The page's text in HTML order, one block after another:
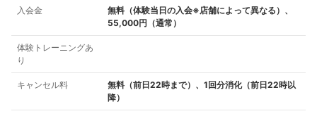
入会金
無料（体験当日の入会※店舗によって異なる）、
55,000円（通常）
体験トレーニングあ
り
キャンセル料
無料（前日22時まで）、1回分消化（前日22時以
降）